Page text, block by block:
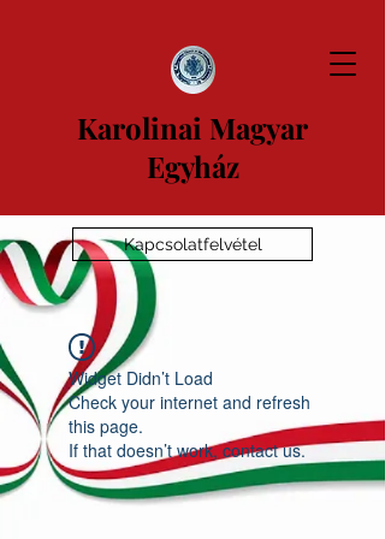
Karolinai Magyar
Egyház
Kapcsolatfelvétel
Widget Didn’t Load
Check your internet and refresh
this page.
If that doesn’t work, contact us.